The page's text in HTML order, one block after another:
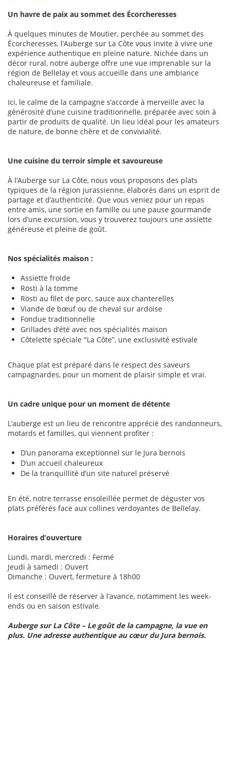
Un havre de paix au sommet des Écorcheresses
À quelques minutes de Moutier, perchée au sommet des
Écorcheresses, l’Auberge sur La Côte vous invite à vivre une
expérience authentique en pleine nature. Nichée dans un
décor rural, notre auberge offre une vue imprenable sur la
région de Bellelay et vous accueille dans une ambiance
chaleureuse et familiale.
Ici, le calme de la campagne s’accorde à merveille avec la
générosité d’une cuisine traditionnelle, préparée avec soin à
partir de produits de qualité. Un lieu idéal pour les amateurs
de nature, de bonne chère et de convivialité.
Une cuisine du terroir simple et savoureuse
À l’Auberge sur La Côte, nous vous proposons des plats
typiques de la région jurassienne, élaborés dans un esprit de
partage et d’authenticité. Que vous veniez pour un repas
entre amis, une sortie en famille ou une pause gourmande
lors d’une excursion, vous y trouverez toujours une assiette
généreuse et pleine de goût.
Nos spécialités maison :
Assiette froide
Rösti à la tomme
Rösti au filet de porc, sauce aux chanterelles
Viande de bœuf ou de cheval sur ardoise
Fondue traditionnelle
Grillades d’été avec nos spécialités maison
Côtelette spéciale "La Côte”, une exclusivité estivale
Chaque plat est préparé dans le respect des saveurs
campagnardes, pour un moment de plaisir simple et vrai.
Un cadre unique pour un moment de détente
L’auberge est un lieu de rencontre apprécié des randonneurs,
motards et familles, qui viennent profiter :
D’un panorama exceptionnel sur le Jura bernois
D’un accueil chaleureux
De la tranquillité d’un site naturel préservé
En été, notre terrasse ensoleillée permet de déguster vos
plats préférés face aux collines verdoyantes de Bellelay.
Horaires d’ouverture
Lundi, mardi, mercredi : Fermé
Jeudi à samedi : Ouvert
Dimanche : Ouvert, fermeture à 18h00
Il est conseillé de réserver à l’avance, notamment les week-
ends ou en saison estivale.
Auberge sur La Côte – Le goût de la campagne, la vue en
plus. Une adresse authentique au cœur du Jura bernois.